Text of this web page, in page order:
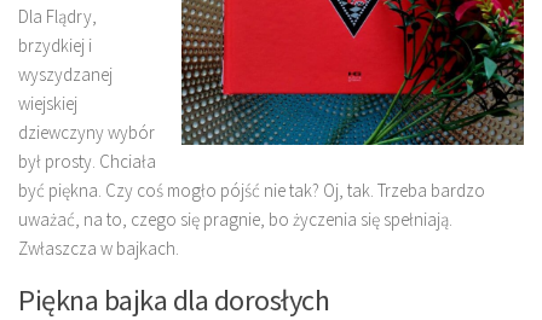
Dla Flądry,
brzydkiej i
wyszydzanej
wiejskiej
dziewczyny wybór
był prosty. Chciała
być piękna. Czy coś mogło pójść nie tak? Oj, tak. Trzeba bardzo
uważać, na to, czego się pragnie, bo życzenia się spełniają.
Zwłaszcza w bajkach.
Piękna bajka dla dorosłych